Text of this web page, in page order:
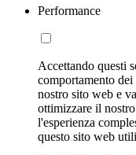
Performance
Accettando questi
comportamento
nostro sito web e
ottimizzare il
l'esperienza
questo sito web